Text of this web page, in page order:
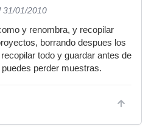
31/01/2010
y renombra, y recopilar
borrando despues los
todo y guardar antes de
perder muestras.